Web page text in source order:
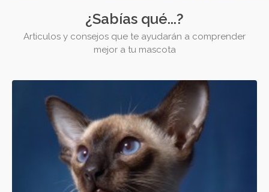
¿Sabías qué...?
Articulos y consejos que te ayudarán a comprender
mejor a tu mascota